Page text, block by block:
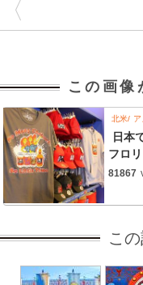
〈
この画像
北米
日本
フロ
81867
こ